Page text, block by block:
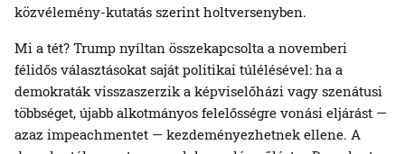
közvélemény-kutatás szerint holtversenyben.
Mi a tét? Trump nyíltan összekapcsolta a novemberi
félidős választásokat saját politikai túlélésével: ha a
demokraták visszaszerzik a képviselőházi vagy szenátusi
többséget, újabb alkotmányos felelősségre vonási eljárást —
azaz impeachmentet — kezdeményezhetnek ellene. A